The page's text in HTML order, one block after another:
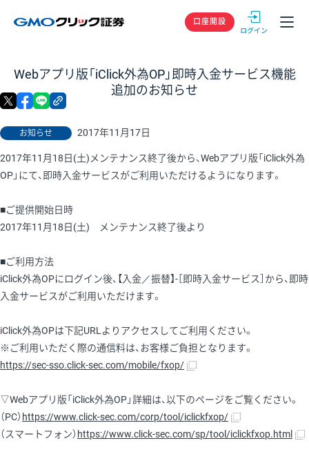
GMOクリック
口座開設
Webアプリ版「iClick外為OP」即時入金サービス機能
追加のお知らせ
お知らせ 2017年11月17日
X facebook
2017年11月18日(土)メンテナンス終了後から、Webアプリ版「iClick外為
OP」にて、即時入金サービスがご利用いただけるようになります。
■ご提供開始日時
2017年11月18日(土) メンテナンス終了後より
■ご利用方法
iClick外為OPにログイン後、【入金／振替】-［即時入金サービス］から、即時
入金サービスがご利用いただけます。
iClick外為OPは下記URLよりアクセスしてご利用ください。
※ご利用いただく際の通信料は、お客様ご負担となります。
https://sec-sso.click-sec.com/mobile/fxop/
▽Webアプリ版「iClick外為OP」詳細は、以下のページをご覧ください。
（PC） https://www.click-sec.com/corp/tool/iclickfxop/
（スマートフォン） https://www.click-sec.com/sp/tool/iclickfxop.html